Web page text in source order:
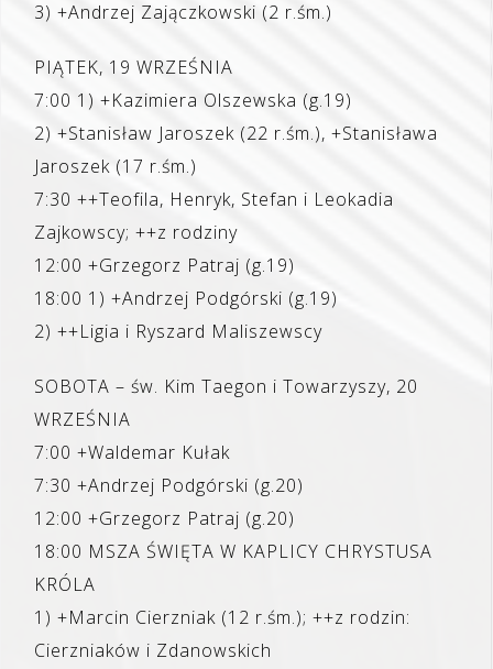
3) +Andrzej Zajączkowski (2 r.śm.)
PIĄTEK, 19 WRZEŚNIA
7:00 1) +Kazimiera Olszewska (g.19)
2) +Stanisław Jaroszek (22 r.śm.), +Stanisława
Jaroszek (17 r.śm.)
7:30 ++Teofila, Henryk, Stefan i Leokadia
Zajkowscy; ++z rodziny
12:00 +Grzegorz Patraj (g.19)
18:00 1) +Andrzej Podgórski (g.19)
2) ++Ligia i Ryszard Maliszewscy
SOBOTA – św. Kim Taegon i Towarzyszy, 20
WRZEŚNIA
7:00 +Waldemar Kułak
7:30 +Andrzej Podgórski (g.20)
12:00 +Grzegorz Patraj (g.20)
18:00 MSZA ŚWIĘTA W KAPLICY CHRYSTUSA
KRÓLA
1) +Marcin Cierzniak (12 r.śm.); ++z rodzin:
Cierzniaków i Zdanowskich